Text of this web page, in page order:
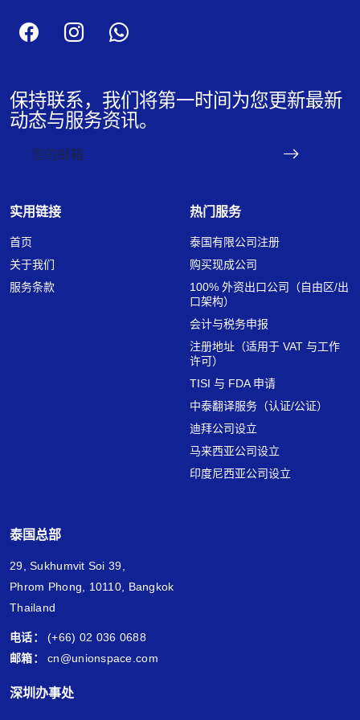
保持联系，我们将第一时间为您更新最新
动态与服务资讯。
实用链接
首页
关于我们
服务条款
热门服务
泰国有限公司注册
购买现成公司
100% 外资出口公司（自由区/出
口架构）
会计与税务申报
注册地址（适用于 VAT 与工作
许可）
TISI 与 FDA 申请
中泰翻译服务（认证/公证）
迪拜公司设立
马来西亚公司设立
印度尼西亚公司设立
泰国总部
29, Sukhumvit Soi 39,
Phrom Phong, 10110, Bangkok
Thailand
电话：
(+66) 02 036 0688
邮箱：
cn@unionspace.com
深圳办事处